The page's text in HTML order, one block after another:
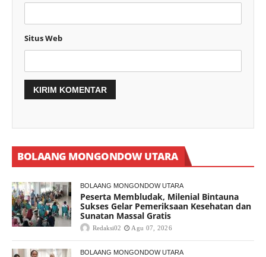
Situs Web
BOLAANG MONGONDOW UTARA
BOLAANG MONGONDOW UTARA
Peserta Membludak, Milenial Bintauna
Sukses Gelar Pemeriksaan Kesehatan dan
Sunatan Massal Gratis
Redaksi02 Agu 07, 2026
BOLAANG MONGONDOW UTARA